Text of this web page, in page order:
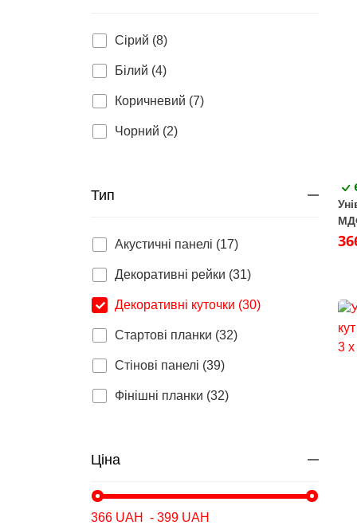
Сірий (8)
Білий (4)
Коричневий (7)
Чорний (2)
Тип
Акустичні панелі (17)
Декоративні рейки (31)
Декоративні куточки (30)
Стартові планки (32)
Стінові панелі (39)
Фінішні планки (32)
Ціна